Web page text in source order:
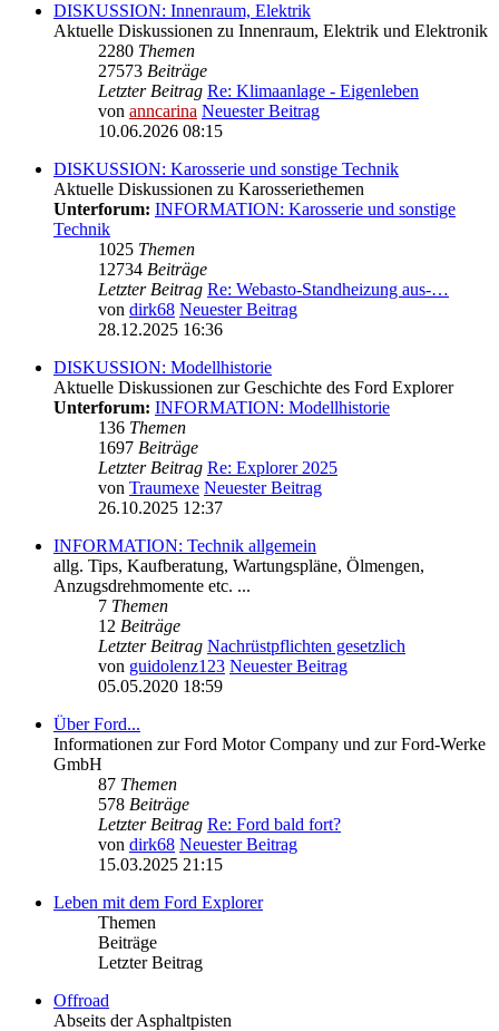
DISKUSSION: Innenraum, Elektrik
Aktuelle Diskussionen zu Innenraum, Elektrik und Elektronik
2280 Themen
27573 Beiträge
Letzter Beitrag Re: Klimaanlage - Eigenleben
von anncarina Neuester Beitrag
10.06.2026 08:15
DISKUSSION: Karosserie und sonstige Technik
Aktuelle Diskussionen zu Karosseriethemen
Unterforum: INFORMATION: Karosserie und sonstige
Technik
1025 Themen
12734 Beiträge
Letzter Beitrag Re: Webasto-Standheizung aus-…
von dirk68 Neuester Beitrag
28.12.2025 16:36
DISKUSSION: Modellhistorie
Aktuelle Diskussionen zur Geschichte des Ford Explorer
Unterforum: INFORMATION: Modellhistorie
136 Themen
1697 Beiträge
Letzter Beitrag Re: Explorer 2025
von Traumexe Neuester Beitrag
26.10.2025 12:37
INFORMATION: Technik allgemein
allg. Tips, Kaufberatung, Wartungspläne, Ölmengen,
Anzugsdrehmomente etc. ...
7 Themen
12 Beiträge
Letzter Beitrag Nachrüstpflichten gesetzlich
von guidolenz123 Neuester Beitrag
05.05.2020 18:59
Über Ford...
Informationen zur Ford Motor Company und zur Ford-Werke
GmbH
87 Themen
578 Beiträge
Letzter Beitrag Re: Ford bald fort?
von dirk68 Neuester Beitrag
15.03.2025 21:15
Leben mit dem Ford Explorer
Themen
Beiträge
Letzter Beitrag
Offroad
Abseits der Asphaltpisten